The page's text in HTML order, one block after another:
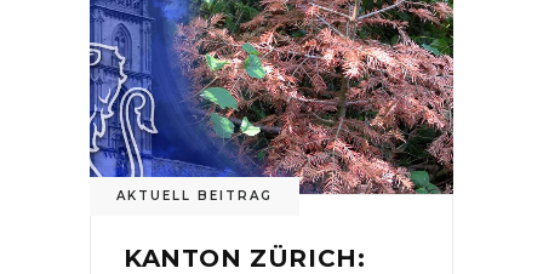
AKTUELL BEITRAG
KANTON ZÜRICH: